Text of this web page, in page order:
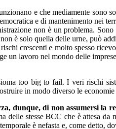
e che mediamente
e di mantenimento nei
non è un problema.
è solo quella delle urne, può
crescenti e molto spesso
un lavoro nel mondo delle
too big to fail. I veri rischi
in modo diverso le economie
dunque, di non assumersi la
stesse BCC che è attesa
è nefasta e, come detto,